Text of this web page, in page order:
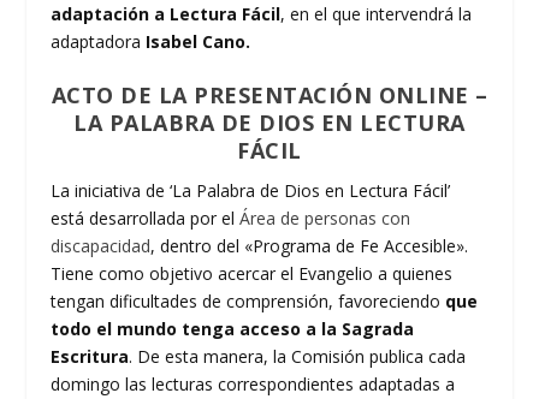
adaptación a Lectura Fácil, en el que intervendrá la
adaptadora Isabel Cano.
ACTO DE LA PRESENTACIÓN ONLINE –
LA PALABRA DE DIOS EN LECTURA
FÁCIL
La iniciativa de ‘La Palabra de Dios en Lectura Fácil’
está desarrollada por elÁrea de personas con
discapacidad, dentro del «Programa de Fe Accesible».
Tiene como objetivo acercar el Evangelio a quienes
tengan dificultades de comprensión, favoreciendo que
todo el mundo tenga acceso a la Sagrada
Escritura. De esta manera, la Comisión publica cada
domingo las lecturas correspondientes adaptadas a